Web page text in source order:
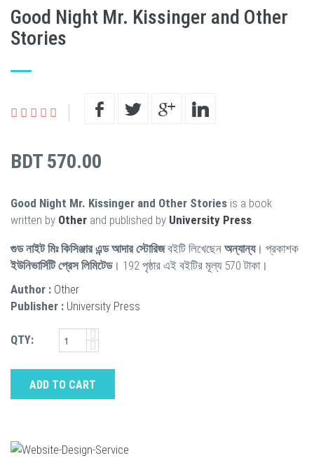
Good Night Mr. Kissinger and Other
Stories
BDT 570.00
Good Night Mr. Kissinger and Other Stories is a book
written by Other and published by University Press
গুড নাইট মিঃ কিসিঞ্জার এন্ড আদার স্টোরিজবইটি লিখেছেন অন্যান্য। প্রকাশক
ইউনিভার্সিটি প্রেস লিমিটেড। 192 পৃষ্ঠার এই বইটির মূল্য 570 টাকা।
Author : Other
Publisher : University Press
QTY:
ADD TO CART